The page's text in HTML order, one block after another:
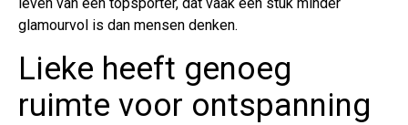
glamourvol is dan mensen denken.
Lieke heeft genoeg
ruimte voor ontspanning